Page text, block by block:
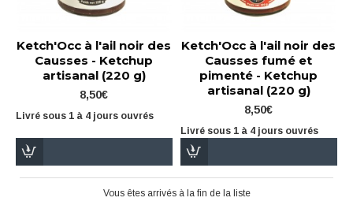
Ketch'Occ à l'ail noir des
Causses - Ketchup
artisanal (220 g)
8,50€
Livré sous 1 à 4 jours ouvrés
Ketch'Occ à l'ail noir des
Causses fumé et
pimenté - Ketchup
artisanal (220 g)
8,50€
Livré sous 1 à 4 jours ouvrés
Vous êtes arrivés à la fin de la liste